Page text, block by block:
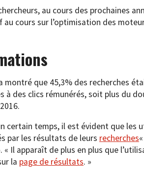
au cours des prochaines
cours sur l’optimisation des
a montré que 45,3% des recherches
à des clics rémunérés, soit plus du
certain temps, il est évident que les
par les résultats de leurs recherches
« Il apparaît de plus en plus que
la page de résultats. »